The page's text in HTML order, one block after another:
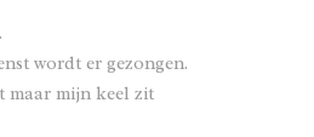
wordt er gezongen.
maar mijn keel zit